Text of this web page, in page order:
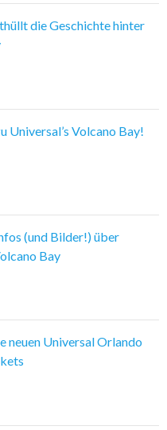
die Geschichte hinter
Universal’s Volcano Bay!
(und Bilder!) über
Bay
neuen Universal Orlando